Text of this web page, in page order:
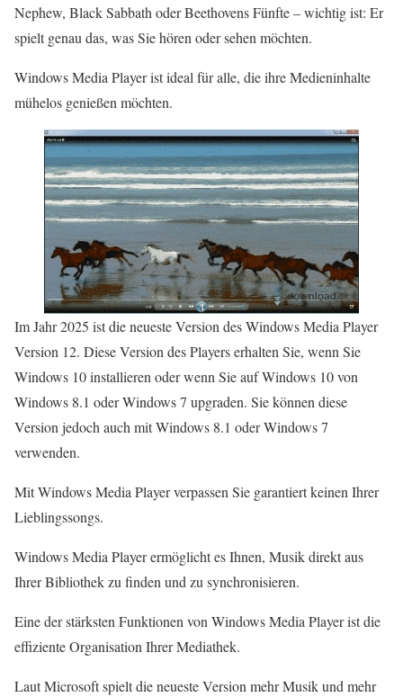
Nephew, Black Sabbath oder Beethovens Fünfte – wichtig ist: Er
spielt genau das, was Sie hören oder sehen möchten.
Windows Media Player ist ideal für alle, die ihre Medieninhalte
mühelos genießen möchten.
Im Jahr 2025 ist die neueste Version des Windows Media Player
Version 12. Diese Version des Players erhalten Sie, wenn Sie
Windows 10 installieren oder wenn Sie auf Windows 10 von
Windows 8.1 oder Windows 7 upgraden. Sie können diese
Version jedoch auch mit Windows 8.1 oder Windows 7
verwenden.
Mit Windows Media Player verpassen Sie garantiert keinen Ihrer
Lieblingssongs.
Windows Media Player ermöglicht es Ihnen, Musik direkt aus
Ihrer Bibliothek zu finden und zu synchronisieren.
Eine der stärksten Funktionen von Windows Media Player ist die
effiziente Organisation Ihrer Mediathek.
Laut Microsoft spielt die neueste Version mehr Musik und mehr